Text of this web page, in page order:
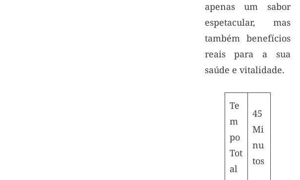
apenas um sabor
espetacular, mas
também benefícios
reais para a sua
saúde e vitalidade.
Te
m
po
Tot
al
45
Mi
nu
tos